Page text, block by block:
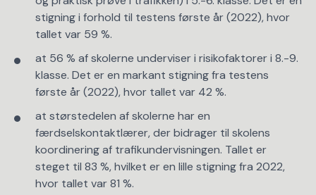
stigning i forhold til testens første år (2022), hvor
tallet var 59 %.
at 56 % af skolerne underviser i risikofaktorer i 8.-9.
klasse. Det er en markant stigning fra testens
første år (2022), hvor tallet var 42 %.
at størstedelen af skolerne har en
færdselskontaktlærer, der bidrager til skolens
koordinering af trafikundervisningen. Tallet er
steget til 83 %, hvilket er en lille stigning fra 2022,
hvor tallet var 81 %.